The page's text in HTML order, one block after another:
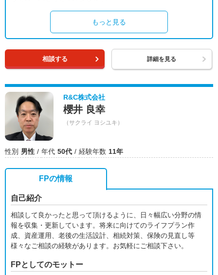
もっと見る
相談する 詳細を見る
R&C株式会社
櫻井 良幸
（サクライ ヨシユキ）
性別 男性 年代 50代 経験年数 11年
FPの情報
自己紹介
相談して良かったと思って頂けるように、日々幅広い分野の情
報を収集・更新しています。将来に向けてのライフプラン作
成、資産運用、老後の生活設計、相続対策、保険の見直し等
様々なご相談の経験があります。お気軽にご相談下さい。
FPとしてのモットー